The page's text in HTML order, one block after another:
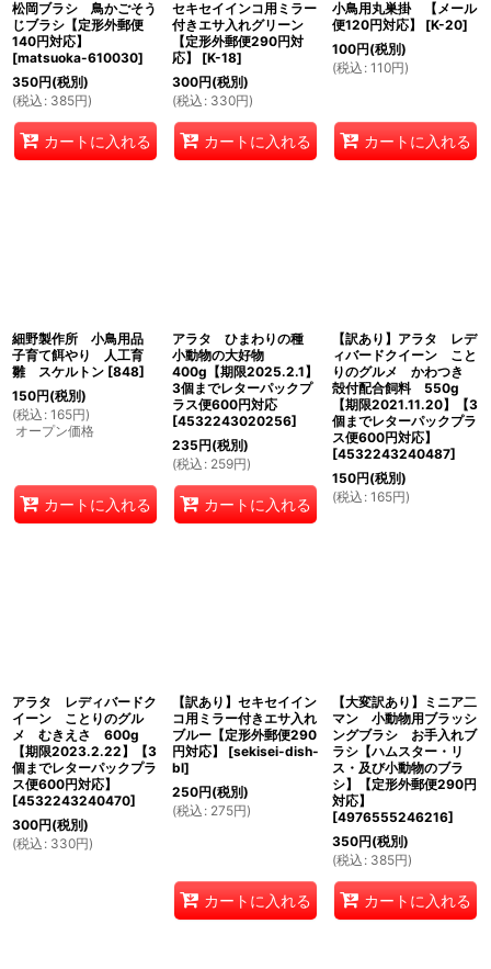
松岡ブラシ 鳥かごそう
じブラシ【定形外郵便
140円対応】
[matsuoka-610030]
350円(税別)
(税込 : 385円)
カートに入れる
セキセイインコ用ミラー
付きエサ入れグリーン
【定形外郵便290円対
応】
[K-18]
300円(税別)
(税込 : 330円)
カートに入れる
小鳥用丸巣掛 【メール
便120円対応】
[K-20]
100円(税別)
(税込 : 110円)
カートに入れる
細野製作所 小鳥用品
子育て餌やり 人工育
雛 スケルトン [848]
150円(税別)
(税込 : 165円)
オープン価格
カートに入れる
アラタ ひまわりの種
小動物の大好物
400g【期限2025.2.1】
3個までレターパックプ
ラス便600円対応
[4532243020256]
235円(税別)
(税込 : 259円)
カートに入れる
【訳あり】アラタ レデ
ィバードクイーン こと
りのグルメ かわつき
殻付配合飼料 550g
【期限2021.11.20】【3
個までレターパックプラ
ス便600円対応】
[4532243240487]
150円(税別)
(税込 : 165円)
アラタ レディバードク
イーン ことりのグル
メ むきえさ 600g
【期限2023.2.22】【3
個までレターパックプラ
ス便600円対応】
[4532243240470]
300円(税別)
(税込 : 330円)
【訳あり】セキセイイン
コ用ミラー付きエサ入れ
ブルー【定形外郵便290
円対応】
[sekisei-dish-
bl]
250円(税別)
(税込 : 275円)
カートに入れる
【大変訳あり】ミニア二
マン 小動物用ブラッシ
ングブラシ お手入れブ
ラシ【ハムスター・リ
ス・及び小動物のブラ
シ】【定形外郵便290円
対応】
[4976555246216]
350円(税別)
(税込 : 385円)
カートに入れる